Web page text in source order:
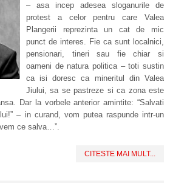
– asa incep adesea sloganurile de
protest a celor pentru care Valea
Plangerii reprezinta un cat de mic
punct de interes. Fie ca sunt localnici,
pensionari, tineri sau fie chiar si
oameni de natura politica – toti sustin
ca isi doresc ca mineritul din Valea
Jiului, sa se pastreze si ca zona este
Dar la vorbele anterior amintite: “Salvati
– in curand, vom putea raspunde intr-un
ce salva…”.
CITESTE MAI MULT...